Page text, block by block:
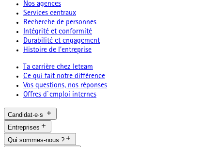
Nos agences
Services centraux
Recherche de personnes
Intégrité et conformité
Durabilité et engagement
Histoire de l’entreprise
Ta carrière chez leteam
Ce qui fait notre différence
Vos questions, nos réponses
Offres d`emploi internes
Candidat·e·s
Entreprises
Qui sommes-nous ?